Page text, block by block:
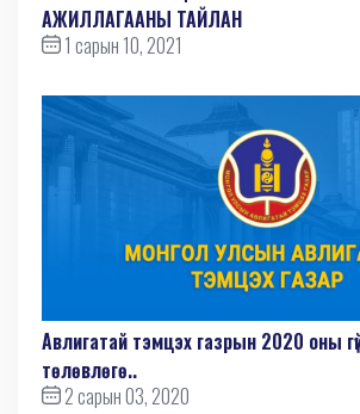
АЖИЛЛАГААНЫ ТАЙЛАН
1 сарын 10, 2021
Авлигатай тэмцэх газрын 2020 оны
төлөвлөгө..
2 сарын 03, 2020